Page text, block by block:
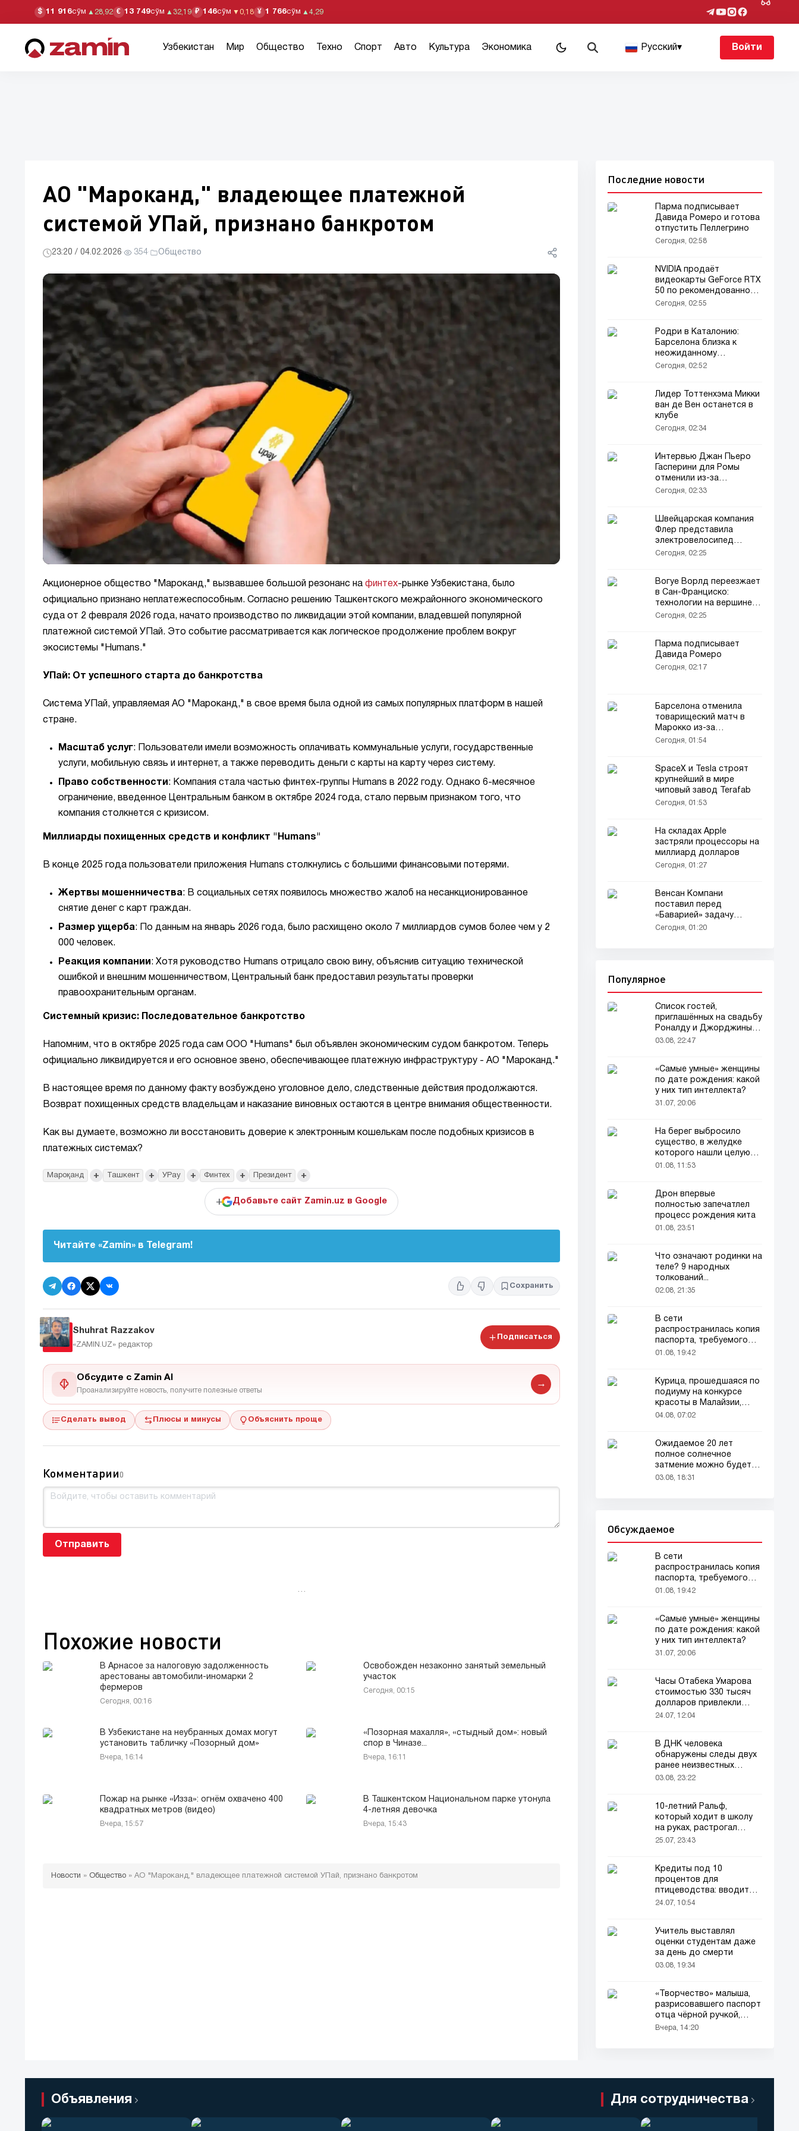
$ 11 916сўм ▲ 28,92 € 13 749сўм ▲ 32,19 ₽ 146сўм ▼ 0,18 ¥ 1 766сўм ▲ 4,29
Узбекистан Мир Общество Техно Спорт Авто Культура Экономика Русский▾ Войти
АО "Мароканд," владеющее платежной
системой УПай, признано банкротом
23:20 / 04.02.2026· 354· Общество
Акционерное общество "Мароканд," вызвавшее большой резонанс на финтех-рынке Узбекистана, было
официально признано неплатежеспособным. Согласно решению Ташкентского межрайонного экономического
суда от 2 февраля 2026 года, начато производство по ликвидации этой компании, владевшей популярной
платежной системой УПай. Это событие рассматривается как логическое продолжение проблем вокруг
экосистемы "Humans."
УПай: От успешного старта до банкротства
Система УПай, управляемая АО "Мароканд," в свое время была одной из самых популярных платформ в нашей
стране.
Масштаб услуг: Пользователи имели возможность оплачивать коммунальные услуги, государственные
услуги, мобильную связь и интернет, а также переводить деньги с карты на карту через систему.
Право собственности : Компания стала частью финтех-группы Humans в 2022 году. Однако 6-месячное
ограничение, введенное Центральным банком в октябре 2024 года, стало первым признаком того, что
компания столкнется с кризисом.
Миллиарды похищенных средств и конфликт "Humans"
В конце 2025 года пользователи приложения Humans столкнулись с большими финансовыми потерями.
Жертвы мошенничества: В социальных сетях появилось множество жалоб на несанкционированное
снятие денег с карт граждан.
Размер ущерба: По данным на январь 2026 года, было расхищено около 7 миллиардов сумов более чем у 2
000 человек.
Реакция компании : Хотя руководство Humans отрицало свою вину, объяснив ситуацию технической
ошибкой и внешним мошенничеством, Центральный банк предоставил результаты проверки
правоохранительным органам.
Системный кризис: Последовательное банкротство
Напомним, что в октябре 2025 года сам ООО "Humans" был объявлен экономическим судом банкротом. Теперь
официально ликвидируется и его основное звено, обеспечивающее платежную инфраструктуру - АО "Мароканд."
В настоящее время по данному факту возбуждено уголовное дело, следственные действия продолжаются.
Возврат похищенных средств владельцам и наказание виновных остаются в центре внимания общественности.
Как вы думаете, возможно ли восстановить доверие к электронным кошелькам после подобных кризисов в
платежных системах?
Мароқанд + Ташкент + УPay + Финтех + Президент +
+ Добавьте сайт Zamin.uz в Google
Читайте «Zamin» в Telegram!
Сохранить
Shuhrat Razzakov
«ZAMIN.UZ» редактор
Подписаться
Обсудите с Zamin AI
Проанализируйте новость, получите полезные ответы
→
Сделать вывод Плюсы и минусы Объяснить проще
Комментарии0
Отправить
…
Похожие новости
В Арнасое за налоговую задолженность
арестованы автомобили-иномарки 2
фермеров
Сегодня, 00:16
Освобожден незаконно занятый земельный
участок
Сегодня, 00:15
В Узбекистане на неубранных домах могут
установить табличку «Позорный дом»
Вчера, 16:14
«Позорная махалля», «стыдный дом»: новый
спор в Чиназе...
Вчера, 16:11
Пожар на рынке «Изза»: огнём охвачено 400
квадратных метров (видео)
Вчера, 15:57
В Ташкентском Национальном парке утонула
4-летняя девочка
Вчера, 15:43
Новости » Общество » АО "Мароканд," владеющее платежной системой УПай, признано банкротом
Последние новости
Парма подписывает
Давида Ромеро и готова
отпустить Пеллегрино
Сегодня, 02:58
NVIDIA продаёт
видеокарты GeForce RTX
50 по рекомендованной
цене на КуакеКон
Сегодня, 02:55
Родри в Каталонию:
Барселона близка к
неожиданному
трансферу
Сегодня, 02:52
Лидер Тоттенхэма Микки
ван де Вен останется в
клубе
Сегодня, 02:34
Интервью Джан Пьеро
Гасперини для Ромы
отменили из-за
трансферов
Сегодня, 02:33
Швейцарская компания
Флер представила
электровелосипед
нового типа
Сегодня, 02:25
Вогуе Ворлд переезжает
в Сан-Франциско:
технологии на вершине
мира моды
Сегодня, 02:25
Парма подписывает
Давида Ромеро
Сегодня, 02:17
Барселона отменила
товарищеский матч в
Марокко из-за
соображений
Сегодня, 01:54
SpaceX и Tesla строят
крупнейший в мире
чиповый завод Terafab
Сегодня, 01:53
На складах Apple
застряли процессоры на
миллиард долларов
Сегодня, 01:27
Венсан Компани
поставил перед
«Баварией» задачу
выиграть исторический
Сегодня, 01:20
Популярное
Список гостей,
приглашённых на свадьбу
Роналду и Джорджины,
вызвал ажиотаж
03.08, 22:47
«Самые умные» женщины
по дате рождения: какой
у них тип интеллекта?
31.07, 20:06
На берег выбросило
существо, в желудке
которого нашли целую
добычу
01.08, 11:53
Дрон впервые
полностью запечатлел
процесс рождения кита
01.08, 23:51
Что означают родинки на
теле? 9 народных
толкований...
02.08, 21:35
В сети
распространилась копия
паспорта, требуемого
для домашних животных
01.08, 19:42
Курица, прошедшаяся по
подиуму на конкурсе
красоты в Малайзии,
привлекла внимание
04.08, 07:02
Ожидаемое 20 лет
полное солнечное
затмение можно будет
наблюдать в августе
03.08, 18:31
Обсуждаемое
В сети
распространилась копия
паспорта, требуемого
для домашних животных
01.08, 19:42
«Самые умные» женщины
по дате рождения: какой
у них тип интеллекта?
31.07, 20:06
Часы Отабека Умарова
стоимостью 330 тысяч
долларов привлекли
всеобщее внимание в
24.07, 12:04
В ДНК человека
обнаружены следы двух
ранее неизвестных
предков
03.08, 23:22
10-летний Ральф,
который ходит в школу
на руках, растрогал
пользователей соцсетей
25.07, 23:43
Кредиты под 10
процентов для
птицеводства: вводится
новый порядок
24.07, 10:54
Учитель выставлял
оценки студентам даже
за день до смерти
03.08, 19:34
«Творчество» малыша,
разрисовавшего паспорт
отца чёрной ручкой,
привлекло всеобщее
Вчера, 14:20
Объявления Для сотрудничества